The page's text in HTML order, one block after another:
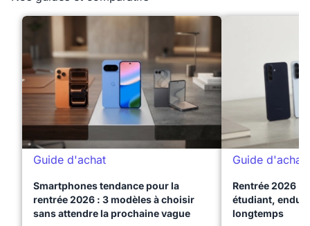
Guide d'achat
Smartphones tendance pour la
rentrée 2026 : 3 modèles à choisir
sans attendre la prochaine vague
Guide d'achat
Rentrée 2026 :
étudiant,
longtemps